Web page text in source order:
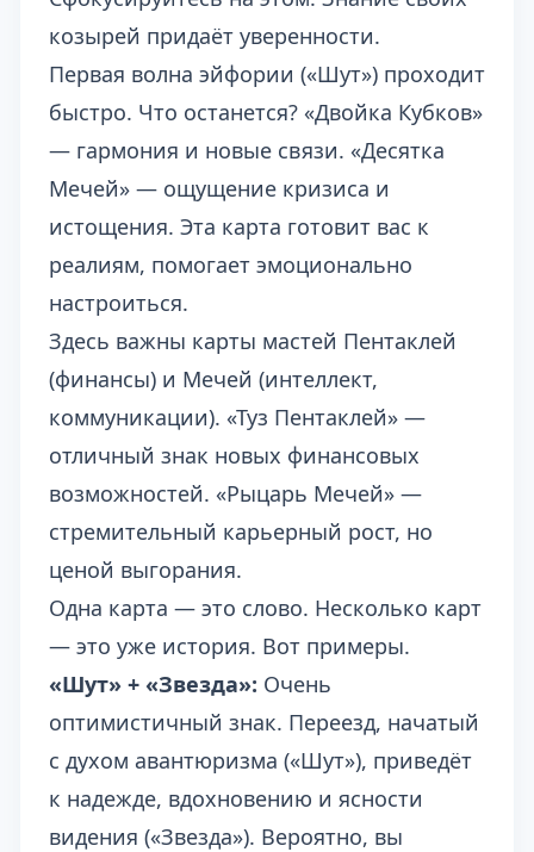
козырей придаёт уверенности.
Первая волна эйфории («Шут») проходит
быстро. Что останется? «Двойка Кубков»
— гармония и новые связи. «Десятка
Мечей» — ощущение кризиса и
истощения. Эта карта готовит вас к
реалиям, помогает эмоционально
настроиться.
Здесь важны карты мастей Пентаклей
(финансы) и Мечей (интеллект,
коммуникации). «Туз Пентаклей» —
отличный знак новых финансовых
возможностей. «Рыцарь Мечей» —
стремительный карьерный рост, но
ценой выгорания.
Одна карта — это слово. Несколько карт
— это уже история. Вот примеры.
«Шут» + «Звезда»: Очень
оптимистичный знак. Переезд, начатый
с духом авантюризма («Шут»), приведёт
к надежде, вдохновению и ясности
видения («Звезда»). Вероятно, вы